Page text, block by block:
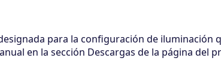
para la configuración de iluminación
en la sección Descargas de la página del